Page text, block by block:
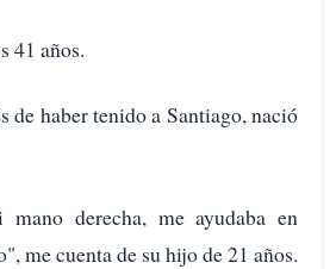
41 años.
de haber tenido a Santiago, nació
derecha, me ayudaba en
me cuenta de su hijo de 21 años.